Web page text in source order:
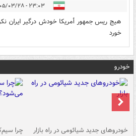
۲۳:۰۳ - ۱۴۰۵/۰۳/۲۸
هيج ريس جمهور أمريكا خودش درگير ايران
خورد
خودرو
خودروهای جدید شیائومی در راه بازار چرا